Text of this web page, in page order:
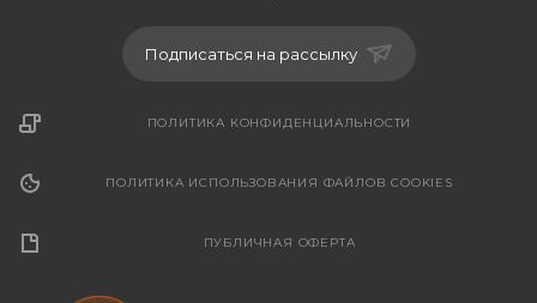
Подписаться на рассылку
ПОЛИТИКА КОНФИДЕНЦИАЛЬНОСТИ
ПОЛИТИКА ИСПОЛЬЗОВАНИЯ ФАЙЛОВ COOKIES
ПУБЛИЧНАЯ ОФЕРТА